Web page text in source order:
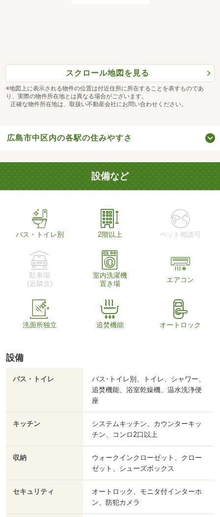
スクロール地図を見る
※地図上に表示される物件の位置は付近住所に所在することを表すものであ
り、実際の物件所在地とは異なる場合がございます。
正確な物件所在地は、取扱い不動産会社にお問い合わせください。
広島市中区内の各駅の住みやすさ
設備など
バス・トイレ別 2階以上 ペット相談可
駐車場
(近隣含)
室内洗濯機
置き場
エアコン
洗面所独立 追焚機能 オートロック
設備
バス・トイレ
バス･トイレ別、トイレ、シャワー、
追焚機能、浴室乾燥機、温水洗浄便
座
キッチン
システムキッチン、カウンターキッ
チン、コンロ2口以上
収納
ウォークインクローゼット、クロー
ゼット、シューズボックス
セキュリティ
オートロック、モニタ付インターホ
ン、防犯カメラ